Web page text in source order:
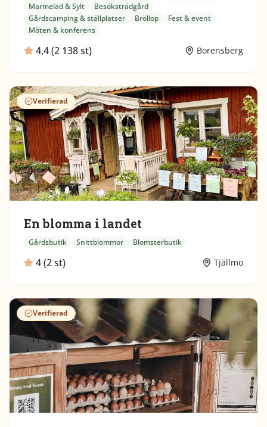
Marmelad & Sylt
Besöksträdgård
Gårdscamping & ställplatser
Bröllop
Fest & event
Möten & konferens
4,4 (2 138 st) Borensberg
Verifierad
En blomma i landet
Gårdsbutik Snittblommor Blomsterbutik
4 (2 st) Tjällmo
Verifierad